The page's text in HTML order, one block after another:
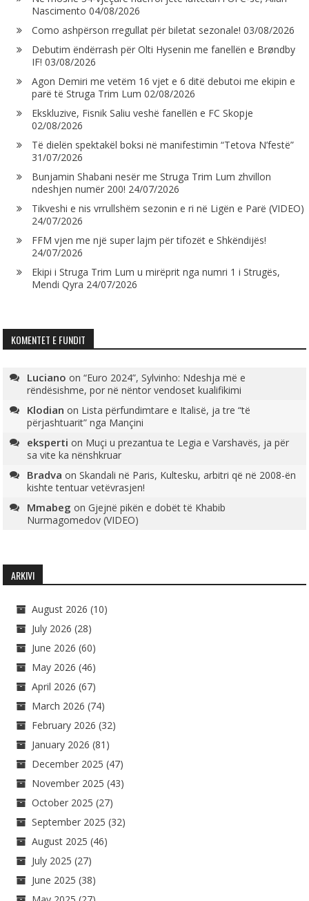
Nascimento 04/08/2026
Como ashpërson rregullat për biletat sezonale! 03/08/2026
Debutim ëndërrash për Olti Hysenin me fanellën e Brøndby
IF! 03/08/2026
Agon Demiri me vetëm 16 vjet e 6 ditë debutoi me ekipin e
parë të Struga Trim Lum 02/08/2026
Ekskluzive, Fisnik Saliu veshë fanellën e FC Skopje
02/08/2026
Të dielën spektakël boksi në manifestimin “Tetova N’festë”
31/07/2026
Bunjamin Shabani nesër me Struga Trim Lum zhvillon
ndeshjen numër 200! 24/07/2026
Tikveshi e nis vrrullshëm sezonin e ri në Ligën e Parë (VIDEO)
24/07/2026
FFM vjen me një super lajm për tifozët e Shkëndijës!
24/07/2026
Ekipi i Struga Trim Lum u mirëprit nga numri 1 i Strugës,
Mendi Qyra 24/07/2026
KOMENTET E FUNDIT
Luciano on“Euro 2024”, Sylvinho: Ndeshja më e
rëndësishme, por në nëntor vendoset kualifikimi
Klodian on Lista përfundimtare e Italisë, ja tre “të
përjashtuarit” nga Mançini
eksperti on Muçi u prezantua te Legia e Varshavës, ja për
sa vite ka nënshkruar
Bradva onSkandali në Paris, Kultesku, arbitri që në 2008-ën
kishte tentuar vetëvrasjen!
Mmabeg onGjejnë pikën e dobët të Khabib
Nurmagomedov (VIDEO)
ARKIVI
August 2026 (10)
July 2026 (28)
June 2026 (60)
May 2026 (46)
April 2026 (67)
March 2026 (74)
February 2026 (32)
January 2026 (81)
December 2025 (47)
November 2025 (43)
October 2025 (27)
September 2025 (32)
August 2025 (46)
July 2025 (27)
June 2025 (38)